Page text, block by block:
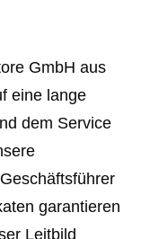
GmbH aus
eine lange
dem Service
garantieren
Leitbild